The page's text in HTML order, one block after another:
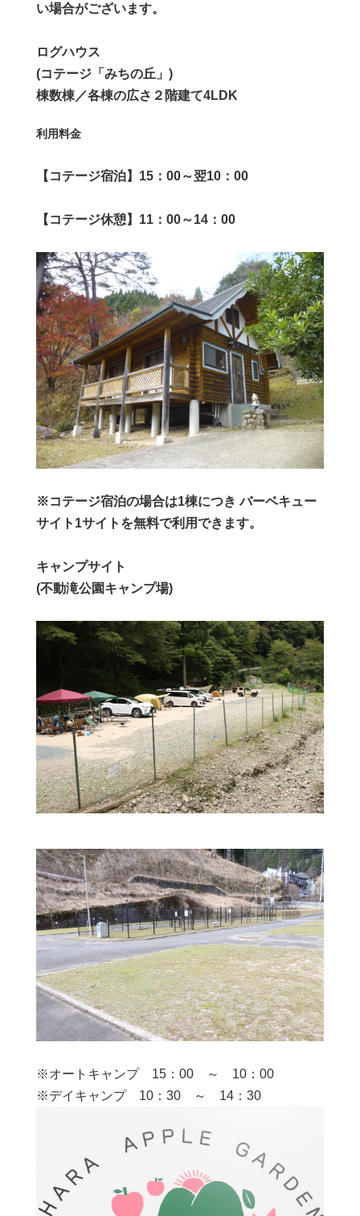
い場合が​ございます。
ログハウス
(コテージ「みちの丘」)
棟数棟／各棟の広さ２階建て4LDK
利用料金
【コテージ宿泊】15：00～翌10：00
【コテージ休憩】11：00～14：00
※コテージ宿泊の場合は1棟につき バーベキュー
サイト1サイトを無料で利用できます。
キャンプサイト
(不動滝公園キャンプ場)
※オートキャンプ 15：00 ～ 10：00
※デイキャンプ 10：30 ～ 14：30